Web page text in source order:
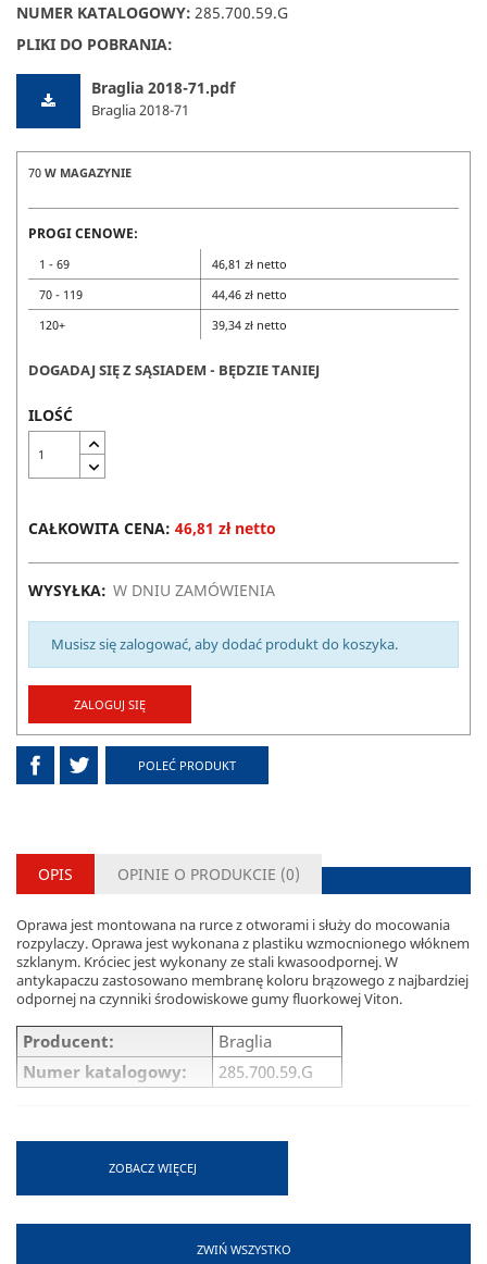
ZWIŃ WSZYSTKO
NUMER KATALOGOWY: 285.700.59.G
PLIKI DO POBRANIA:
Braglia 2018-71.pdf
Braglia 2018-71
70 W MAGAZYNIE
PROGI CENOWE:
1 - 69
46,81 zł netto
70 - 119
44,46 zł netto
120+
39,34 zł netto
DOGADAJ SIĘ Z SĄSIADEM - BĘDZIE TANIEJ
ILOŚĆ
CAŁKOWITA CENA: 46,81 zł netto
WYSYŁKA: W DNIU ZAMÓWIENIA
Musisz się zalogować, aby dodać produkt do koszyka.
ZALOGUJ SIĘ
POLEĆ PRODUKT
OPIS OPINIE O PRODUKCIE (0)
Oprawa jest montowana na rurce z otworami i służy do mocowania
rozpylaczy. Oprawa jest wykonana z plastiku wzmocnionego włóknem
szklanym. Króciec jest wykonany ze stali kwasoodpornej. W
antykapaczu zastosowano membranę koloru brązowego z najbardziej
odpornej na czynniki środowiskowe gumy fluorkowej Viton.
Producent:
Braglia
Numer katalogowy:
285.700.59.G
Otwór w rurce:
7 mm
Zestaw zawiera:
Oprawa z oringiem i śrubką
Inox
ZOBACZ WIĘCEJ